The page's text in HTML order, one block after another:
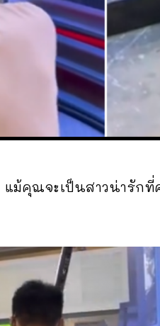
แม้คุณจะเป็นสาวน่ารัก